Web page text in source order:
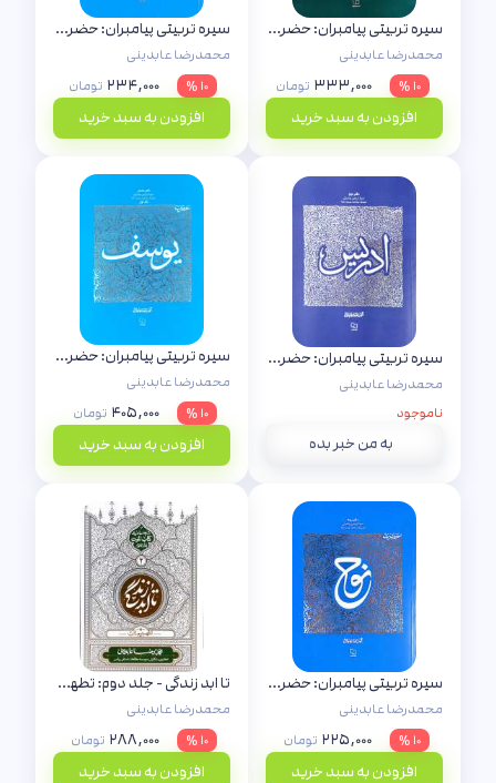
سیره تربیتی پیامبران: حضرت موسی (جلد اول)
محمدرضا عابدینی
۱۰ %
۳۳۳,۰۰۰ تومان
افزودن به سبد خرید
سیره تربیتی پیامبران: حضرت ابراهیم (ع)
محمدرضا عابدینی
۱۰ %
۲۳۴,۰۰۰ تومان
افزودن به سبد خرید
سیره تربیتی پیامبران: حضرت ادریس (ع)
محمدرضا عابدینی
ناموجود
به من خبر بده
سیره تربیتی پیامبران: حضرت یوسف (جلد اول)
محمدرضا عابدینی
۱۰ %
۴۰۵,۰۰۰ تومان
افزودن به سبد خرید
سیره تربیتی پیامبران: حضرت نوح (ع)
محمدرضا عابدینی
۱۰ %
۲۲۵,۰۰۰ تومان
افزودن به سبد خرید
تا ابد زندگی - جلد دوم: تطهیر جان
محمدرضا عابدینی
۱۰ %
۲۸۸,۰۰۰ تومان
افزودن به سبد خرید